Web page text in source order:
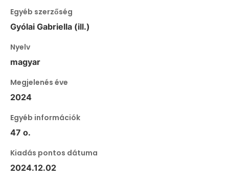
Egyéb szerzőség
Gyólai Gabriella (ill.)
Nyelv
magyar
Megjelenés éve
2024
Egyéb információk
47 o.
Kiadás pontos dátuma
2024.12.02